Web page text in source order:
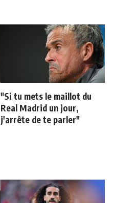
"Si tu mets le maillot du
Real Madrid un jour,
j'arrête de te parler"